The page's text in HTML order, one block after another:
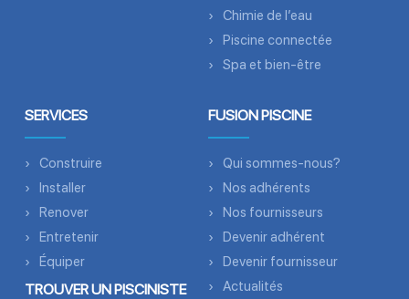
Chimie de l’eau
Piscine connectée
Spa et bien-être
SERVICES
Construire
Installer
Renover
Entretenir
Équiper
TROUVER UN PISCINISTE
FUSION PISCINE
Qui sommes-nous?
Nos adhérents
Nos fournisseurs
Devenir adhérent
Devenir fournisseur
Actualités